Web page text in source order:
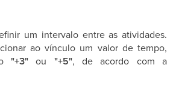
um intervalo entre as atividades.
ao vínculo um valor de tempo,
"+3" ou "+5", de acordo com a